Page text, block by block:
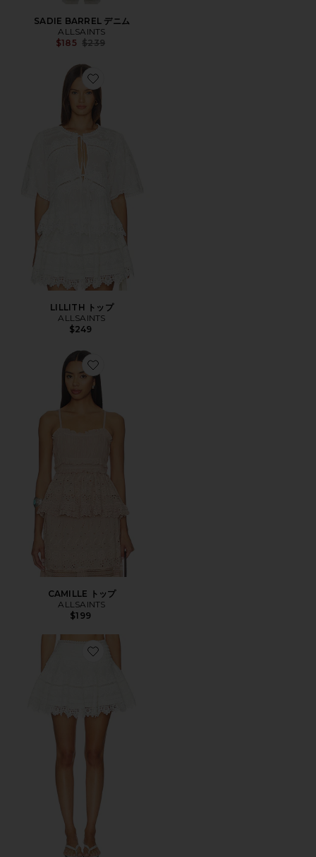
SADIE BARREL デニム
ALLSAINTS
$185 Previous price:
$239
Favorite LILLITH トップ
LILLITH トップ
ALLSAINTS
$249
Favorite CAMILLE トップ
CAMILLE トップ
ALLSAINTS
$199
Favorite LILLITH スカート